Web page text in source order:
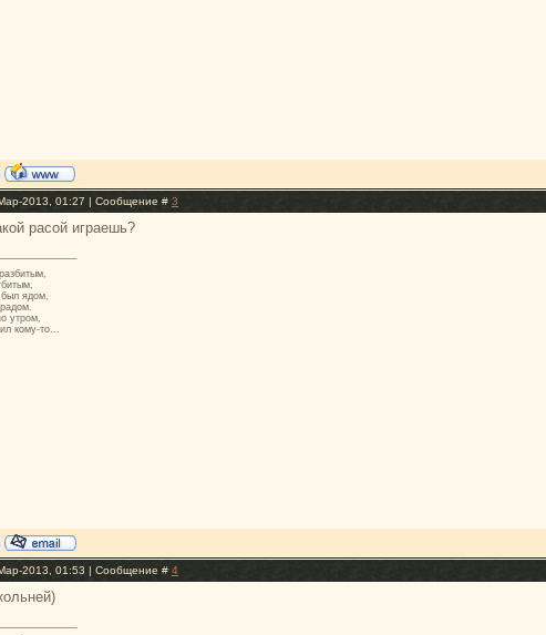
2013, 01:27 | Сообщение # 3
расой играешь?
ядом,
утром,
кому-то...
2013, 01:53 | Сообщение # 4